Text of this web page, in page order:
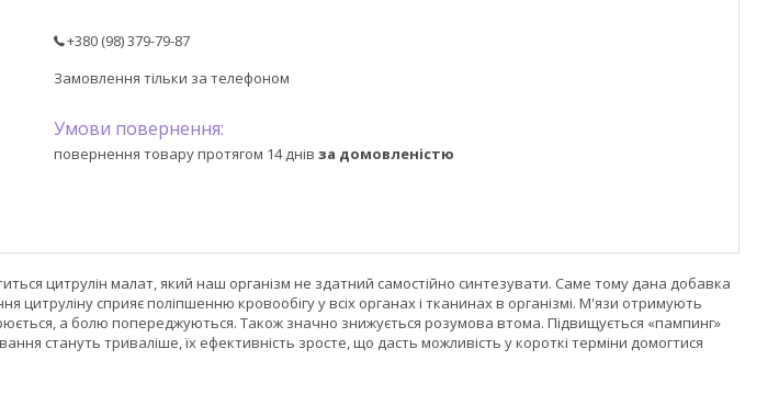
+380 (98) 379-79-87
Замовлення тільки за телефоном
повернення товару протягом 14 днів за домовленістю
цитрулін малат, який наш організм не здатний самостійно синтезувати. Саме тому дана добавка
сприяє поліпшенню кровообігу у всіх органах і тканинах в організмі. М'язи отримують
а болю попереджуються. Також значно знижується розумова втома. Підвищується «пампинг»
стануть триваліше, їх ефективність зросте, що дасть можливість у короткі терміни домогтися